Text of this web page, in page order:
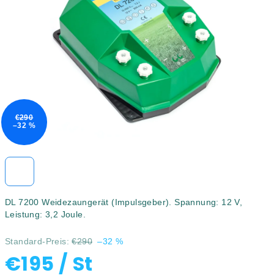
DL 7200 Weidezaungerät (Impulsgeber). Spannung: 12 V,
Leistung: 3,2 Joule.
Standard-Preis: €290 –32 %
€195 / St
5
€290
–32 %